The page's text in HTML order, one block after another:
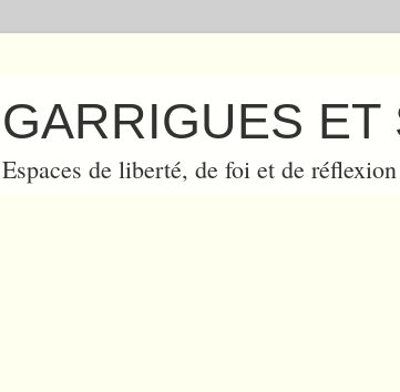
GARRIGUES ET
Espaces de liberté, de foi et de